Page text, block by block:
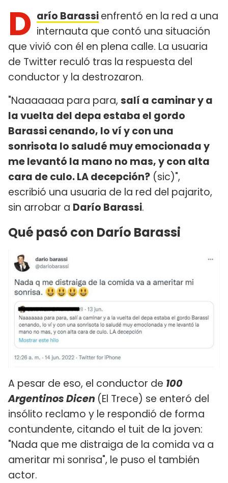
D arío Barassienfrentó en la red a una
internauta que contó una situación
que vivió con él en plena calle. La usuaria
de Twitter reculó tras la respuesta del
conductor y la destrozaron.
"Naaaaaaa para para, salí a caminar y a
la vuelta del depa estaba el gordo
Barassi cenando, lo ví y con una
sonrisota lo saludé muy emocionada y
me levantó la mano no mas, y con alta
cara de culo. LA decepción? (sic)",
escribió una usuaria de la red del pajarito,
sin arrobar a Darío Barassi.
Qué pasó con Darío Barassi
A pesar de eso, el conductor de 100
Argentinos Dicen (El Trece) se enteró del
insólito reclamo y le respondió de forma
contundente, citando el tuit de la joven:
"Nada que me distraiga de la comida va a
ameritar mi sonrisa", le puso el también
actor.